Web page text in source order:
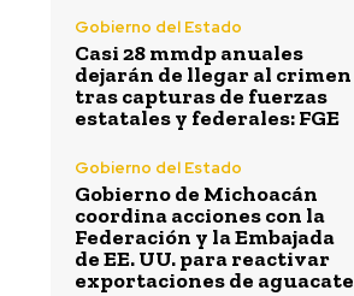
Gobierno del Estado
Casi 28 mmdp anuales
dejarán de llegar al crimen
tras capturas de fuerzas
estatales y federales: FGE
Gobierno del Estado
Gobierno de Michoacán
coordina acciones con la
Federación y la Embajada
de EE. UU. para reactivar
exportaciones de aguacate